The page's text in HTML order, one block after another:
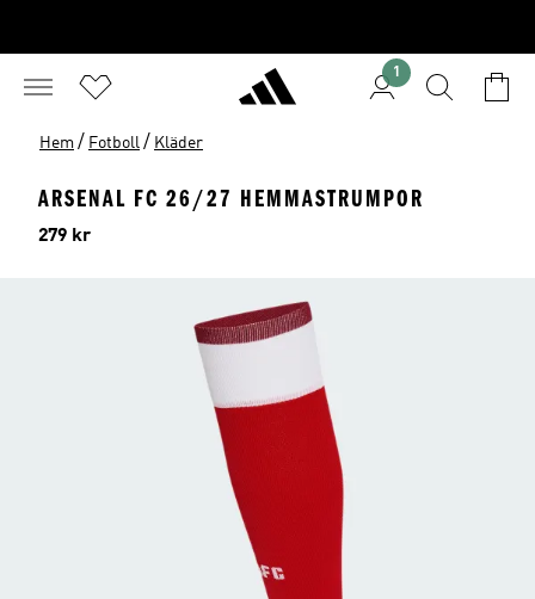
1
Hem / Fotboll / Kläder
ARSENAL FC 26/27 HEMMASTRUMPOR
Pris
279 kr